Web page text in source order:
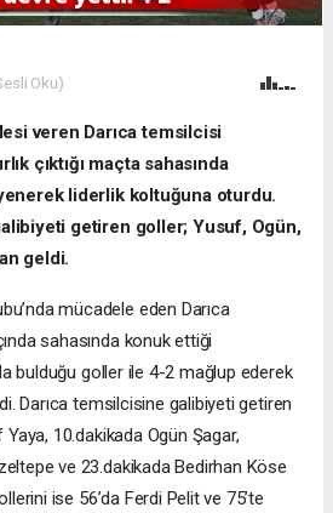
Oku)
veren Darıca temsilcisi
çıktığı maçta sahasında
liderlik koltuğuna oturdu.
getiren goller; Yusuf, Ogün,
geldi.
mücadele eden Darıca
sahasında konuk ettiği
bulduğu goller ile 4-2 mağlup ederek
Darıca temsilcisine galibiyeti getiren
10.dakikada Ogün Şagar,
ve 23.dakikada Bedirhan Köse
ise 56’da Ferdi Pelit ve 75’te